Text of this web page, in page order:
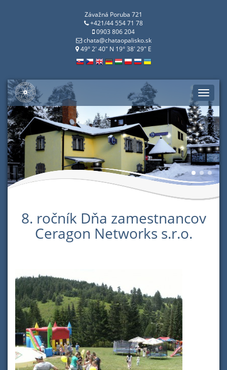
Závažná Poruba 721
+421/44 554 71 78
0903 806 204
chata@chataopalisko.sk
49° 2' 40" N 19° 38' 29" E
Toggle
8. ročník Dňa zamestnancov
Ceragon Networks s.r.o.